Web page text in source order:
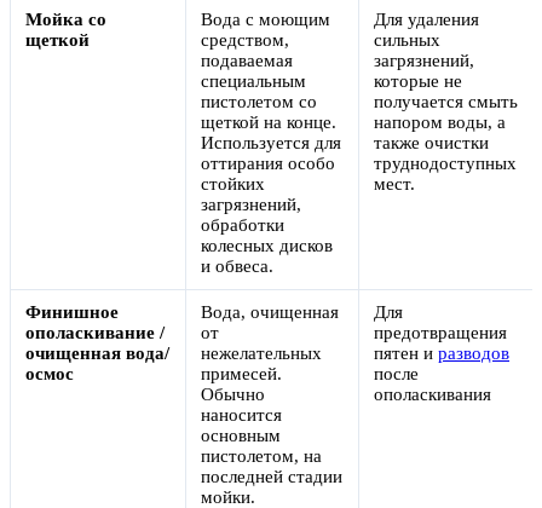
Мойка со
щеткой
Вода с моющим
средством,
подаваемая
специальным
пистолетом со
щеткой на конце.
Используется для
оттирания особо
стойких
загрязнений,
обработки
колесных дисков
и обвеса.
Для удаления
сильных
загрязнений,
которые не
получается смыть
напором воды, а
также очистки
труднодоступных
мест.
Финишное
ополаскивание /
очищенная вода/
осмос
Вода, очищенная
от
нежелательных
примесей.
Обычно
наносится
основным
пистолетом, на
последней стадии
мойки.
Для
предотвращения
пятен и разводов
после
ополаскивания